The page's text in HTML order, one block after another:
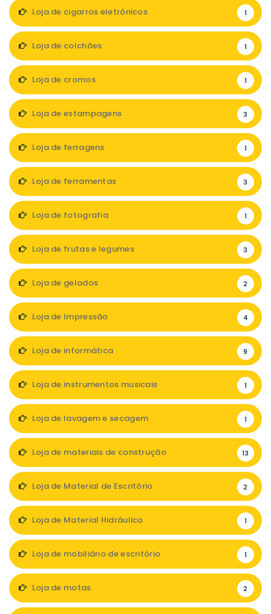
Loja de cigarros eletrónicos 1
Loja de colchões 1
Loja de cromos 1
Loja de estampagens 3
Loja de ferragens 1
Loja de ferramentas 3
Loja de fotografia 1
Loja de frutas e legumes 3
Loja de gelados 2
Loja de Impressão 4
Loja de informática 9
Loja de instrumentos musicais 1
Loja de lavagem e secagem 1
Loja de materiais de construção 13
Loja de Material de Escritório 2
Loja de Material Hidráulico 1
Loja de mobiliário de escritório 1
Loja de motas 2